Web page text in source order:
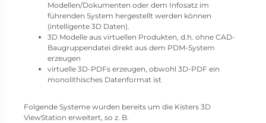
Modellen/Dokumenten oder dem Infosatz im
führenden System hergestellt werden können
(intelligente 3D Daten).
3D Modelle aus virtuellen Produkten, d.h. ohne CAD-
Baugruppendatei direkt aus dem PDM-System
erzeugen
virtuelle 3D-PDFs erzeugen, obwohl 3D-PDF ein
monolithisches Datenformat ist
Folgende Systeme wurden bereits um die Kisters 3D
ViewStation erweitert, so z. B.